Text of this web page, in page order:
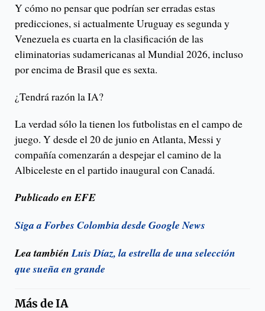
Y cómo no pensar que podrían ser erradas estas
predicciones, si actualmente Uruguay es segunda y
Venezuela es cuarta en la clasificación de las
eliminatorias sudamericanas al Mundial 2026, incluso
por encima de Brasil que es sexta.
¿Tendrá razón la IA?
La verdad sólo la tienen los futbolistas en el campo de
juego. Y desde el 20 de junio en Atlanta, Messi y
compañía comenzarán a despejar el camino de la
Albiceleste en el partido inaugural con Canadá.
Publicado en EFE
Siga a Forbes Colombia desde Google News
Lea tambiénLuis Díaz, la estrella de una selección
que sueña en grande
Más deIA